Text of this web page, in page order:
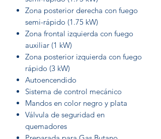
Zona posterior derecha con fuego
semi-rápido (1.75 kW)
Zona frontal izquierda con fuego
auxiliar (1 kW)
Zona posterior izquierda con fuego
rápido (3 kW)
Autoencendido
Sistema de control mecánico
Mandos en color negro y plata
Válvula de seguridad en
quemadores